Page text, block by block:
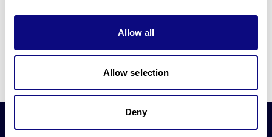
Allow all
Allow selection
Deny
더 정확한 변이 해석과 높은 진단율을 위한 쓰리빌리언의 기술에 대해 알아보